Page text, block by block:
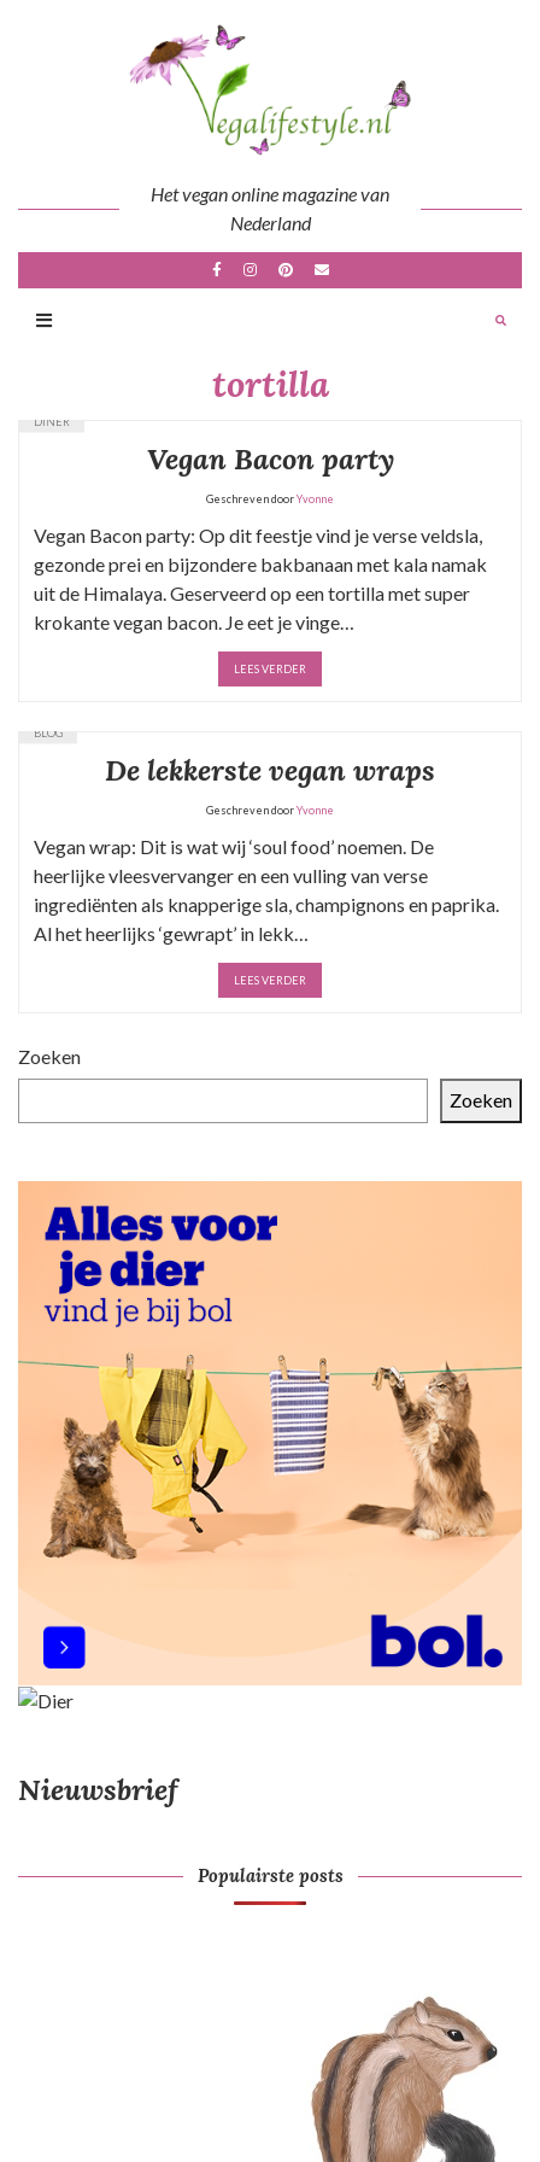
Het vegan online magazine van
Nederland
tortilla
DINER
Vegan Bacon party
Geschreven doorYvonne
Vegan Bacon party: Op dit feestje vind je verse veldsla,
gezonde prei en bijzondere bakbanaan met kala namak
uit de Himalaya. Geserveerd op een tortilla met super
krokante vegan bacon. Je eet je vinge…
LEES VERDER
BLOG
De lekkerste vegan wraps
Geschreven doorYvonne
Vegan wrap: Dit is wat wij ‘soul food’ noemen. De
heerlijke vleesvervanger en een vulling van verse
ingrediënten als knapperige sla, champignons en paprika.
Al het heerlijks ‘gewrapt’ in lekk…
LEES VERDER
Zoeken
Zoeken
Nieuwsbrief
Populairste posts